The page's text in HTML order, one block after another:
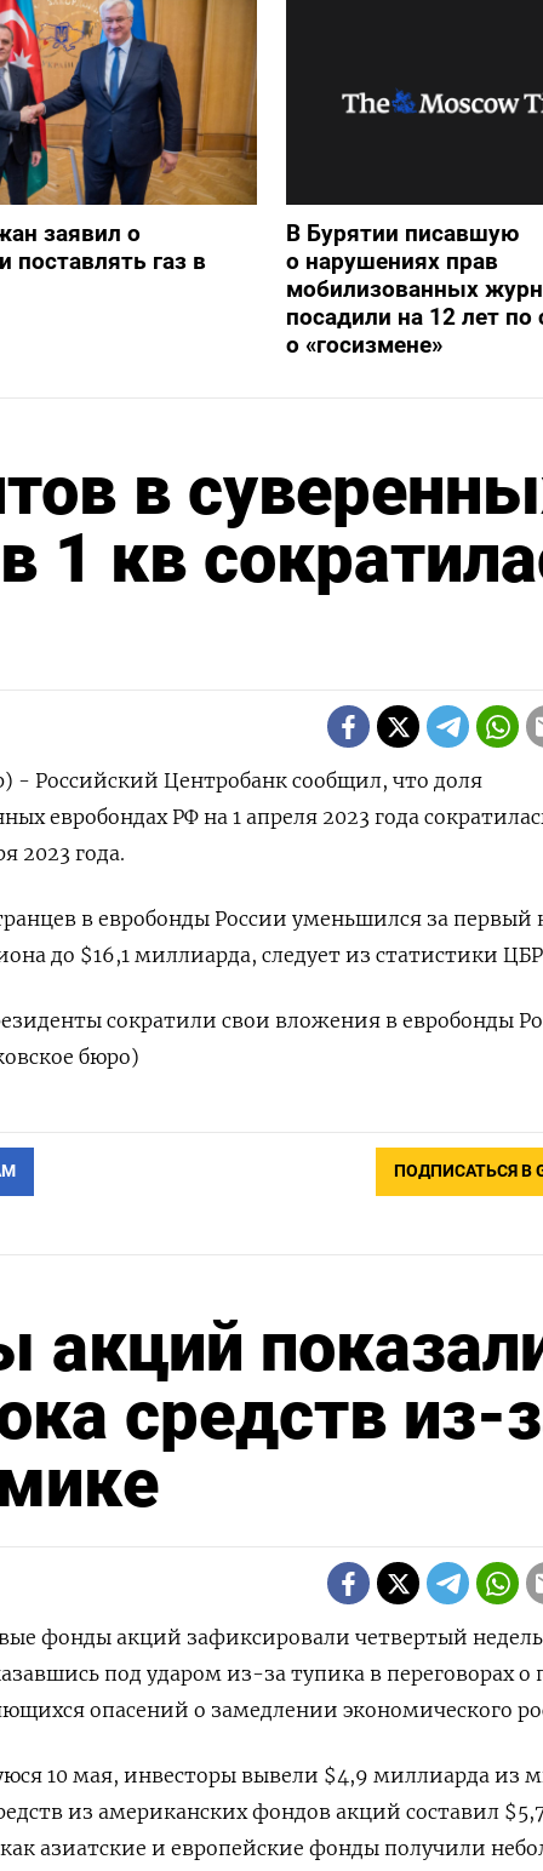
заявил о
поставлять газ в
В Бурятии писавшую
о нарушениях прав
мобилизованных
посадили на 12 лет по
о «госизмене»
в
1 кв
- Российский Центробанк сообщил, что доля
евробондах РФ на 1 апреля 2023 года
2023 года.
в евробонды России уменьшился за первый
до $16,1 миллиарда, следует из статистики
сократили свои вложения в евробонды
бюро)
ПОДПИСАТЬСЯ В
средств из-
фонды акций зафиксировали четвертый
под ударом из-за тупика в переговорах о
опасений о замедлении экономического
10 мая, инвесторы вывели $4,9 миллиарда из
из американских фондов акций составил
азиатские и европейские фонды получили